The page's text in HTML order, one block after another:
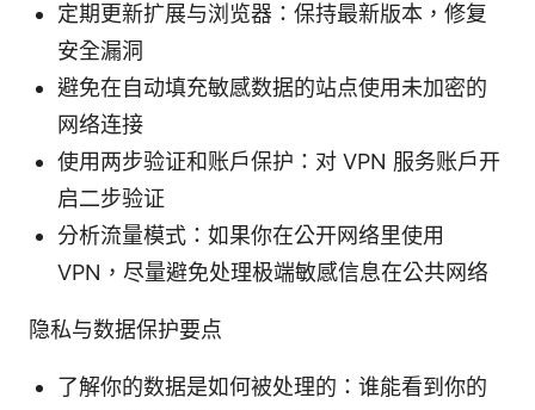
定期更新扩展与浏览器：保持最新版本，修复
安全漏洞
避免在自动填充敏感数据的站点使用未加密的
网络连接
使用两步验证和账户保护：对 VPN 服务账户开
启二步验证
分析流量模式：如果你在公开网络里使用
VPN，尽量避免处理极端敏感信息在公共网络
隐私与数据保护要点
了解你的数据是如何被处理的：谁能看到你的